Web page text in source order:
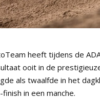
heeft tijdens de
ooit in de
als twaalfde in het
in een manche.